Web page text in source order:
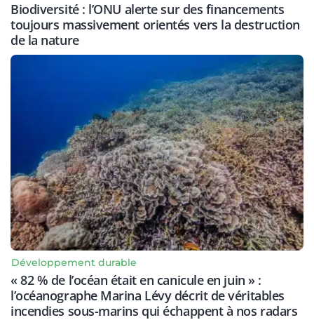
Biodiversité : l’ONU alerte sur des financements
toujours massivement orientés vers la destruction
de la nature
Développement durable
« 82 % de l’océan était en canicule en juin » :
l’océanographe Marina Lévy décrit de véritables
incendies sous-marins qui échappent à nos radars